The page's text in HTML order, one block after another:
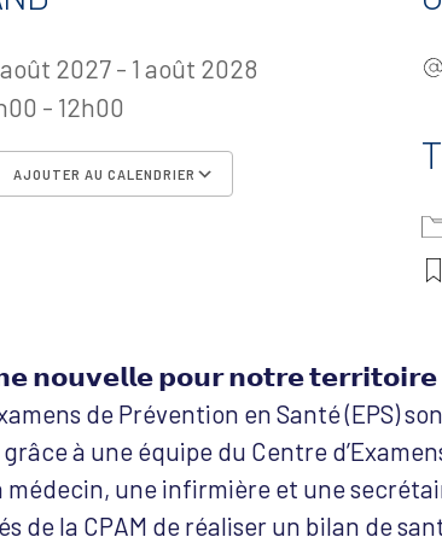
2027 - 1 août 2028
- 12h00
AJOUTER AU CALENDRIER
Calendrier
𝗻𝗼𝘂𝘃𝗲𝗹𝗹𝗲 𝗽𝗼𝘂𝗿 𝗻𝗼𝘁𝗿𝗲 𝘁𝗲𝗿𝗿𝗶𝘁𝗼𝗶𝗿𝗲
de Prévention en Santé (EPS)
grâce à une équipe du Centre
médecin, une infirmière et une
de la CPAM de réaliser un bilan de